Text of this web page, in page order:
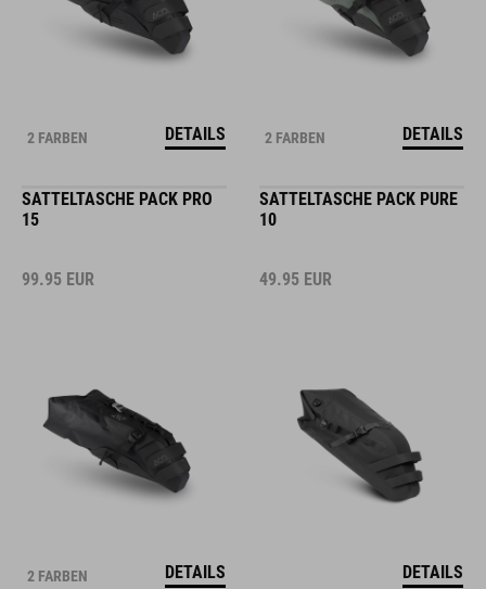
2 FARBEN DETAILS 2 FARBEN DETAILS
SATTELTASCHE PACK PRO
15
99.95 EUR
2 FARBEN DETAILS
SATTELTASCHE PACK PURE
10
49.95 EUR
DETAILS